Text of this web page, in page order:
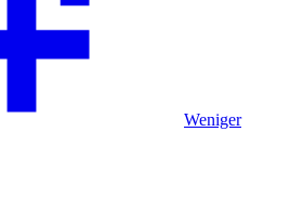
Weniger